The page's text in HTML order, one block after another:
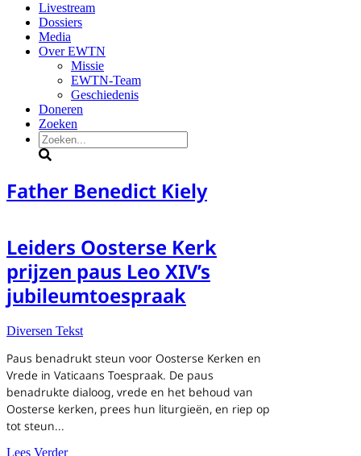
Livestream
Dossiers
Media
Over EWTN
Missie
EWTN-Team
Geschiedenis
Doneren
Zoeken
Father Benedict Kiely
Leiders Oosterse Kerk
prijzen paus Leo XIV’s
jubileumtoespraak
Diversen Tekst
Paus benadrukt steun voor Oosterse Kerken en
Vrede in Vaticaans Toespraak. De paus
benadrukte dialoog, vrede en het behoud van
Oosterse kerken, prees hun liturgieën, en riep op
tot steun...
Lees Verderabout Leiders Oosterse Kerk prijzen paus Leo XIV’s